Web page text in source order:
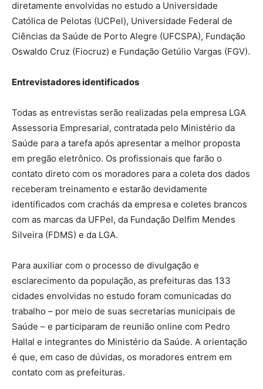
diretamente envolvidas no estudo a Universidade
Católica de Pelotas (UCPel), Universidade Federal de
Ciências da Saúde de Porto Alegre (UFCSPA), Fundação
Oswaldo Cruz (Fiocruz) e Fundação Getúlio Vargas (FGV).
Entrevistadores identificados
Todas as entrevistas serão realizadas pela empresa LGA
Assessoria Empresarial, contratada pelo Ministério da
Saúde para a tarefa após apresentar a melhor proposta
em pregão eletrônico. Os profissionais que farão o
contato direto com os moradores para a coleta dos dados
receberam treinamento e estarão devidamente
identificados com crachás da empresa e coletes brancos
com as marcas da UFPel, da Fundação Delfim Mendes
Silveira (FDMS) e da LGA.
Para auxiliar com o processo de divulgação e
esclarecimento da população, as prefeituras das 133
cidades envolvidas no estudo foram comunicadas do
trabalho – por meio de suas secretarias municipais de
Saúde – e participaram de reunião online com Pedro
Hallal e integrantes do Ministério da Saúde. A orientação
é que, em caso de dúvidas, os moradores entrem em
contato com as prefeituras.